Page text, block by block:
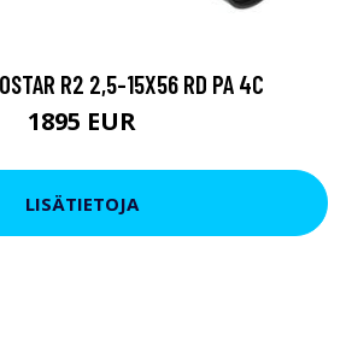
R2 2,5-15X56 RD PA 4C
1895 EUR
LISÄTIETOJA